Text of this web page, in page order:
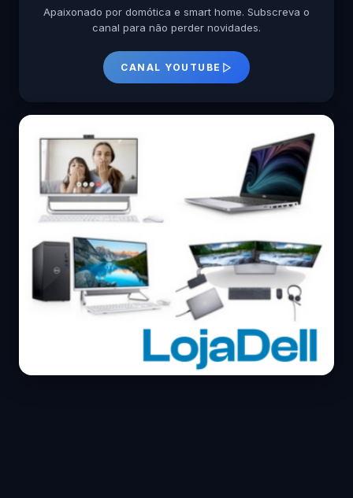
Apaixonado por domótica e smart home. Subscreva o
canal para não perder novidades.
CANAL YOUTUBE